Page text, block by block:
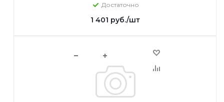
Достаточно
1 401 руб./шт
В корзину